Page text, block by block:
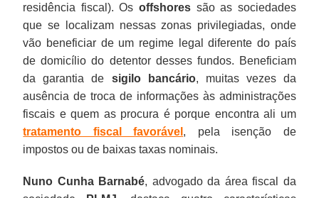
residência fiscal). Os offshores são as sociedades
que se localizam nessas zonas privilegiadas, onde
vão beneficiar de um regime legal diferente do país
de domicílio do detentor desses fundos. Beneficiam
da garantia de sigilo bancário, muitas vezes da
ausência de troca de informações às administrações
fiscais e quem as procura é porque encontra ali um
tratamento fiscal favorável , pela isenção de
impostos ou de baixas taxas nominais.
Nuno Cunha Barnabé, advogado da área fiscal da